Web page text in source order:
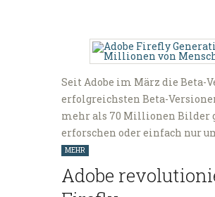
Seit Adobe im März die Beta-
erfolgreichsten Beta-
mehr als 70 Millionen Bilder
erforschen oder einfach nur
MEHR
Adobe